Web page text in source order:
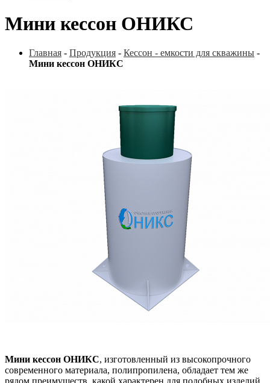
Мини кессон ОНИКС
Главная - Продукция - Кессон - емкости для скважины -
Мини кессон ОНИКС
Мини кессон ОНИКС, изготовленный из высокопрочного
современного материала, полипро­­­пилена, обладает тем же
рядом преимуществ, какой характерен для подобных изделий